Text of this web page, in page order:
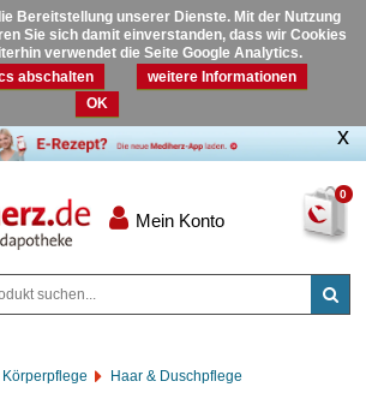
Bereitstellung unserer Dienste. Mit der Nutzung
Sie sich damit einverstanden, dass wir Cookies
verwendet die Seite Google Analytics.
abschalten
weitere Informationen
OK
0
Mein Konto
Körperpflege
Haar & Duschpflege